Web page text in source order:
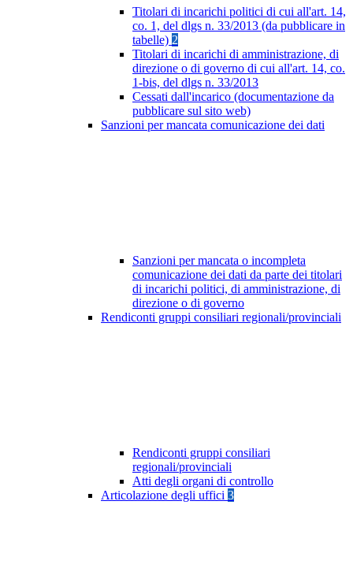
Titolari di incarichi politici di cui all'art. 14,
co. 1, del dlgs n. 33/2013 (da pubblicare in
tabelle) 2
Titolari di incarichi di amministrazione, di
direzione o di governo di cui all'art. 14, co.
1-bis, del dlgs n. 33/2013
Cessati dall'incarico (documentazione da
pubblicare sul sito web)
Sanzioni per mancata comunicazione dei dati
Sanzioni per mancata o incompleta
comunicazione dei dati da parte dei titolari
di incarichi politici, di amministrazione, di
direzione o di governo
Rendiconti gruppi consiliari regionali/provinciali
Rendiconti gruppi consiliari
regionali/provinciali
Atti degli organi di controllo
Articolazione degli uffici 3